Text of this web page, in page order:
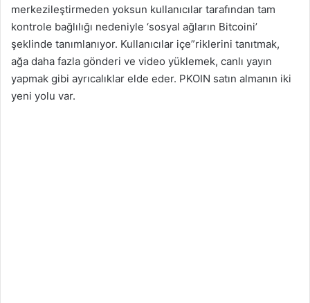
merkezileştirmeden yoksun kullanıcılar tarafından tam
kontrole bağlılığı nedeniyle ‘sosyal ağların Bitcoini’
şeklinde tanımlanıyor. Kullanıcılar içe”riklerini tanıtmak,
ağa daha fazla gönderi ve video yüklemek, canlı yayın
yapmak gibi ayrıcalıklar elde eder. PKOIN satın almanın iki
yeni yolu var.